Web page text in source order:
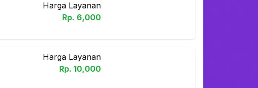
Harga Layanan
Rp. 6,000
Harga Layanan
Rp. 10,000